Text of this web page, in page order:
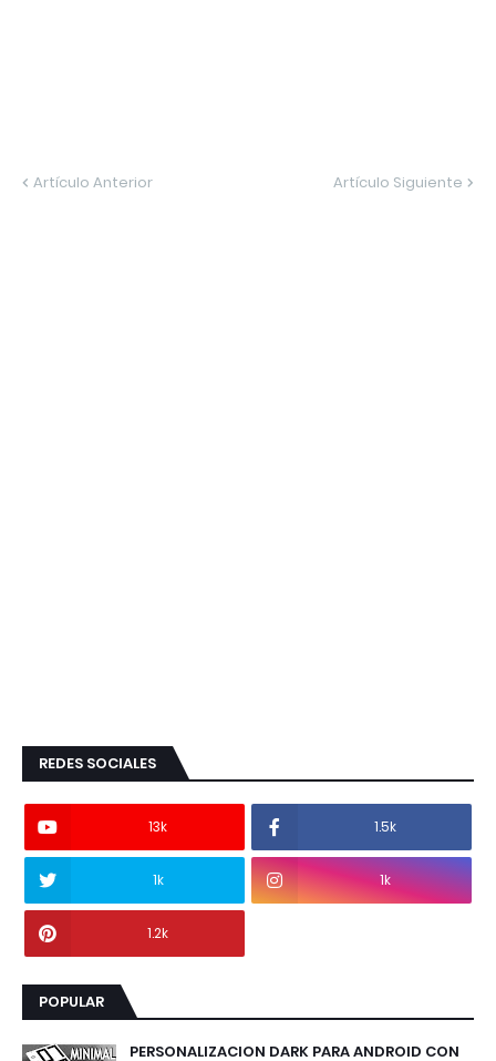
Artículo Anterior Artículo Siguiente
REDES SOCIALES
13k 1.5k
1k 1k
1.2k
POPULAR
PERSONALIZACION DARK PARA ANDROID CON